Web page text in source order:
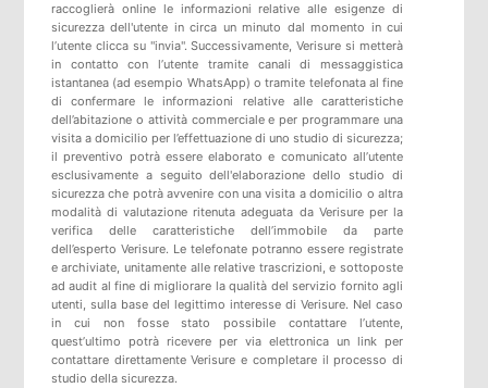
raccoglierà online le informazioni relative alle esigenze di
sicurezza dell'utente in circa un minuto dal momento in cui
l’utente clicca su "invia". Successivamente, Verisure si metterà
in contatto con l’utente tramite canali di messaggistica
istantanea (ad esempio WhatsApp) o tramite telefonata al fine
di confermare le informazioni relative alle caratteristiche
dell’abitazione o attività commerciale e per programmare una
visita a domicilio per l’effettuazione di uno studio di sicurezza;
il preventivo potrà essere elaborato e comunicato all’utente
esclusivamente a seguito dell'elaborazione dello studio di
sicurezza che potrà avvenire con una visita a domicilio o altra
modalità di valutazione ritenuta adeguata da Verisure per la
verifica delle caratteristiche dell’immobile da parte
dell’esperto Verisure. Le telefonate potranno essere registrate
e archiviate, unitamente alle relative trascrizioni, e sottoposte
ad audit al fine di migliorare la qualità del servizio fornito agli
utenti, sulla base del legittimo interesse di Verisure. Nel caso
in cui non fosse stato possibile contattare l’utente,
quest’ultimo potrà ricevere per via elettronica un link per
contattare direttamente Verisure e completare il processo di
studio della sicurezza.